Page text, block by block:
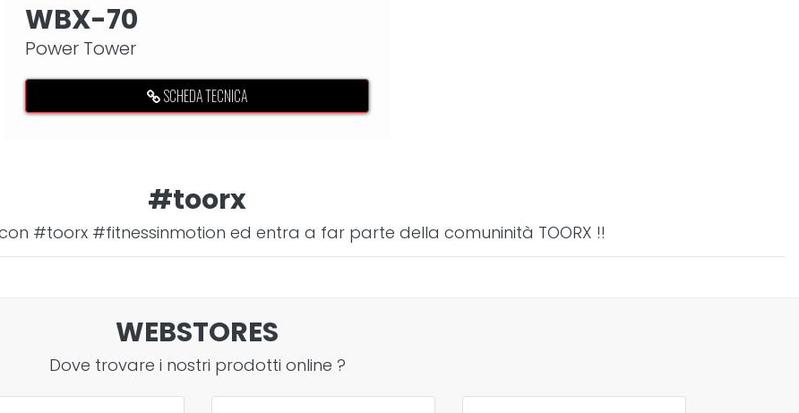
WBX-70
Power Tower
SCHEDA TECNICA
#toorx
#toorx #fitnessinmotion ed entra a far parte della comuninità TOORX !!
WEBSTORES
Dove trovare i nostri prodotti online ?